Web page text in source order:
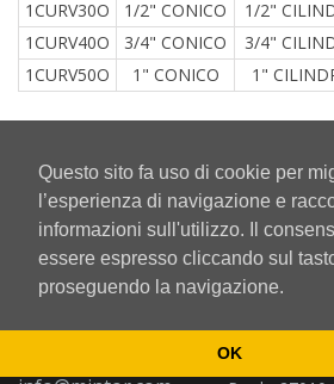
Questo sito fa uso di cookie per
l’esperienza di navigazione e
informazioni sull'utilizzo. Il
essere espresso cliccando sul
proseguendo la navigazione.
OK
1CURV30O
1/2" CONICO 1/2"
1CURV40O
3/4" CONICO 3/4"
1CURV50O
1" CONICO 1"
Torna Indietro
Mintor Srl -